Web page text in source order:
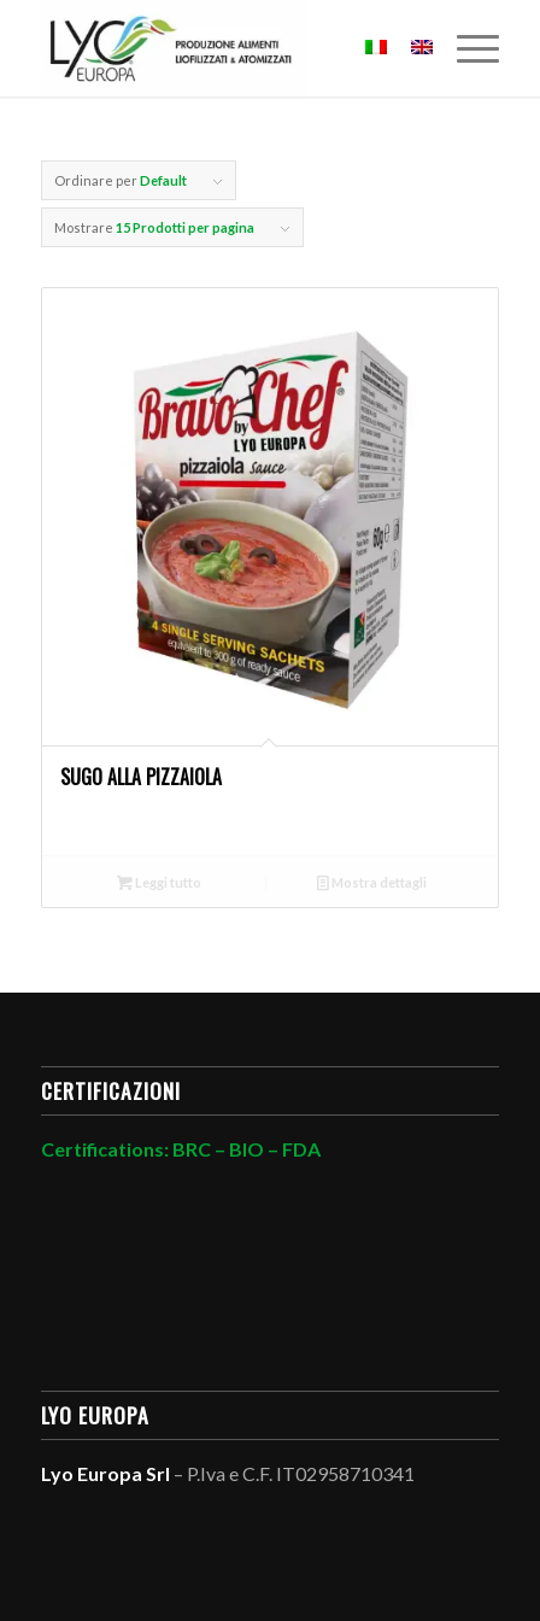
Ordinare perDefault
Mostrare 15 Prodotti per pagina
SUGO ALLA PIZZAIOLA
Leggi tutto Mostra dettagli
CERTIFICAZIONI
Certifications: BRC – BIO – FDA
LYO EUROPA
Lyo Europa Srl – P.Iva e C.F. IT02958710341